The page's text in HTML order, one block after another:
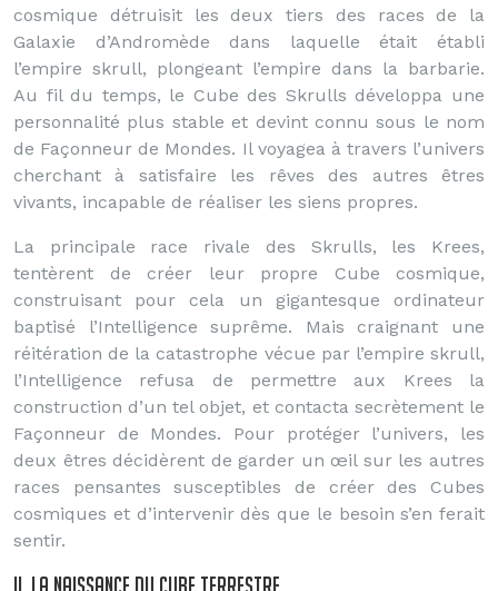
cosmique détruisit les deux tiers des races de la
Galaxie d’Andromède dans laquelle était établi
l’empire skrull, plongeant l’empire dans la barbarie.
Au fil du temps, le Cube des Skrulls développa une
personnalité plus stable et devint connu sous le nom
de Façonneur de Mondes. Il voyagea à travers l’univers
cherchant à satisfaire les rêves des autres êtres
vivants, incapable de réaliser les siens propres.
La principale race rivale des Skrulls, les Krees,
tentèrent de créer leur propre Cube cosmique,
construisant pour cela un gigantesque ordinateur
baptisé l’Intelligence suprême. Mais craignant une
réitération de la catastrophe vécue par l’empire skrull,
l’Intelligence refusa de permettre aux Krees la
construction d’un tel objet, et contacta secrètement le
Façonneur de Mondes. Pour protéger l’univers, les
deux êtres décidèrent de garder un œil sur les autres
races pensantes susceptibles de créer des Cubes
cosmiques et d’intervenir dès que le besoin s’en ferait
sentir.